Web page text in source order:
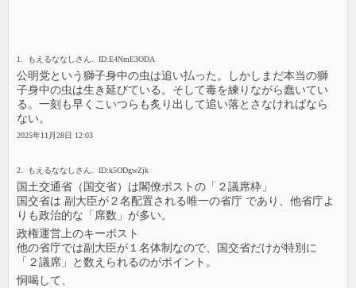
1. もえるななしさん. ID:E4NmE3ODA
公明党という獅子身中の虫は追い払った。しかしまだ本当の獅
子身中の虫は生き延びている。そして毒を練りながら蠢いてい
る。一刻も早くこいつらも炙り出して追い落とさなければなら
ない。
2025年11月28日 12:03
2. もえるななしさん. ID:k5ODgwZjk
国土交通省（国交省）は閣僚ポストの「２議席枠」
国交省は 副大臣が２名配置される唯一の省庁 であり、他省庁よ
りも政治的な「席数」が多い。
政権運営上のキーポスト
他の省庁では副大臣が１名体制なので、国交省だけが特別に
「２議席」と数えられるのがポイント。
恫喝して、